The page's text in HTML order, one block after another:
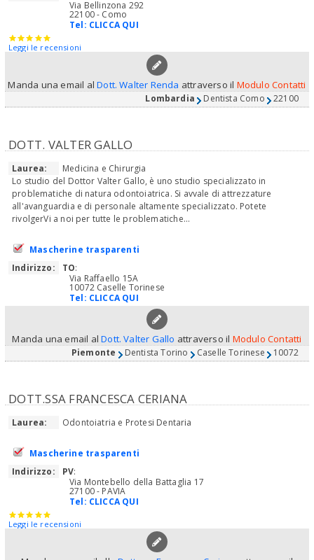
Via Bellinzona 292
22100 - Como
Tel: CLICCA QUI
Leggi le recensioni
Manda una email alDott. Walter Renda attraverso il Modulo Contatti
Lombardia Dentista Como 22100
DOTT. VALTER GALLO
Laurea:
Medicina e Chirurgia
Lo studio del Dottor Valter Gallo, è uno studio specializzato in
problematiche di natura odontoiatrica. Si avvale di attrezzature
all'avanguardia e di personale altamente specializzato. Potete
rivolgerVi a noi per tutte le problematiche...
Mascherine trasparenti
Indirizzo:
TO:
Via Raffaello 15A
10072 Caselle Torinese
Tel: CLICCA QUI
Manda una email alDott. Valter Gallo attraverso il Modulo Contatti
Piemonte Dentista Torino Caselle Torinese 10072
DOTT.SSA FRANCESCA CERIANA
Laurea: Odontoiatria e Protesi Dentaria
Mascherine trasparenti
Indirizzo:
PV:
Via Montebello della Battaglia 17
27100 - PAVIA
Tel: CLICCA QUI
Leggi le recensioni